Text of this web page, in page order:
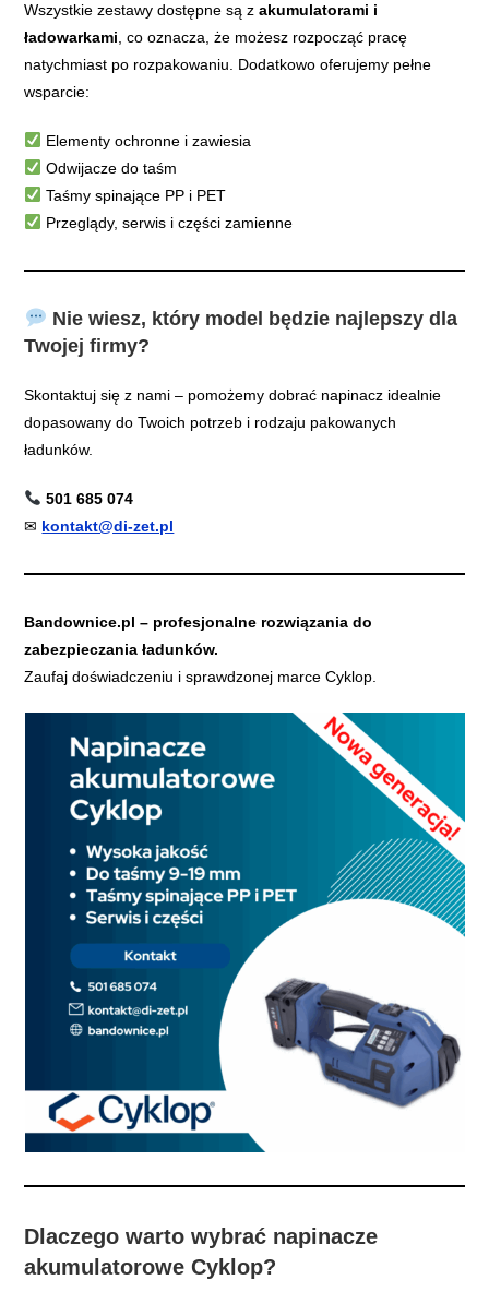
Wszystkie zestawy dostępne są zakumulatorami i
ładowarkami , co oznacza, że możesz rozpocząć pracę
natychmiast po rozpakowaniu. Dodatkowo oferujemy pełne
wsparcie:
Elementy ochronne i zawiesia
Odwijacze do taśm
Taśmy spinające PP i PET
Przeglądy, serwis i części zamienne
Nie wiesz, który model będzie najlepszy dla
Twojej firmy?
Skontaktuj się z nami – pomożemy dobrać napinacz idealnie
dopasowany do Twoich potrzeb i rodzaju pakowanych
ładunków.
501 685 074
✉ kontakt@di-zet.pl
Bandownice.pl – profesjonalne rozwiązania do
zabezpieczania ładunków.
Zaufaj doświadczeniu i sprawdzonej marce Cyklop.
Dlaczego warto wybrać napinacze
akumulatorowe Cyklop?